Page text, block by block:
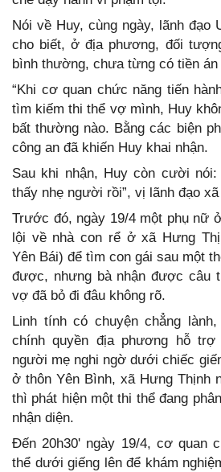
Nói về Huy, cùng ngày, lãnh đạo
cho biết, ở địa phương, đối
bình thường, chưa từng có tiền
“Khi cơ quan chức năng tiến
tìm kiếm thi thể vợ mình, Huy
bất thường nào. Bằng các biện
công an đã khiến Huy khai nhận.
Sau khi nhận, Huy còn cười nói:
thấy nhẹ người rồi”, vị lãnh đạo
Trước đó, ngày 19/4 một phụ nữ
lội về nhà con rể ở xã Hưng
Yên Bái) để tìm con gái sau một
được, nhưng bà nhận được câu
vợ đã bỏ đi đâu không rõ.
Linh tính có chuyện chẳng
chính quyền địa phương hỗ
người mẹ nghi ngờ dưới chiếc
ở thôn Yên Bình, xã Hưng Thịnh
thì phát hiện một thi thể đang
nhận diện.
Đến 20h30' ngày 19/4, cơ quan
thể dưới giếng lên để khám